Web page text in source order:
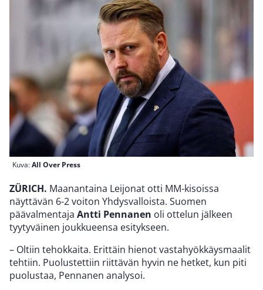
Kuva:All Over Press
ZÜRICH. Maanantaina Leijonat otti MM-kisoissa
näyttävän 6-2 voiton Yhdysvalloista. Suomen
päävalmentaja Antti Pennanen oli ottelun jälkeen
tyytyväinen joukkueensa esitykseen.
– Oltiin tehokkaita. Erittäin hienot vastahyökkäysmaalit
tehtiin. Puolustettiin riittävän hyvin ne hetket, kun piti
puolustaa, Pennanen analysoi.